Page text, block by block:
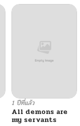
02/09/2026
12/25/2025
1 ปีที่แล้ว
All demons are
my servants